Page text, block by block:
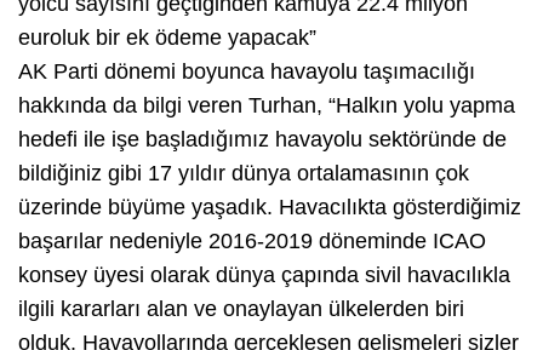
euroluk bir ek ödeme yapacak”
AK Parti dönemi boyunca havayolu taşımacılığı
hakkında da bilgi veren Turhan, “Halkın yolu yapma
hedefi ile işe başladığımız havayolu sektöründe de
bildiğiniz gibi 17 yıldır dünya ortalamasının çok
üzerinde büyüme yaşadık. Havacılıkta gösterdiğimiz
başarılar nedeniyle 2016-2019 döneminde ICAO
konsey üyesi olarak dünya çapında sivil havacılıkla
ilgili kararları alan ve onaylayan ülkelerden biri
olduk. Havayollarında gerçekleşen gelişmeleri sizler